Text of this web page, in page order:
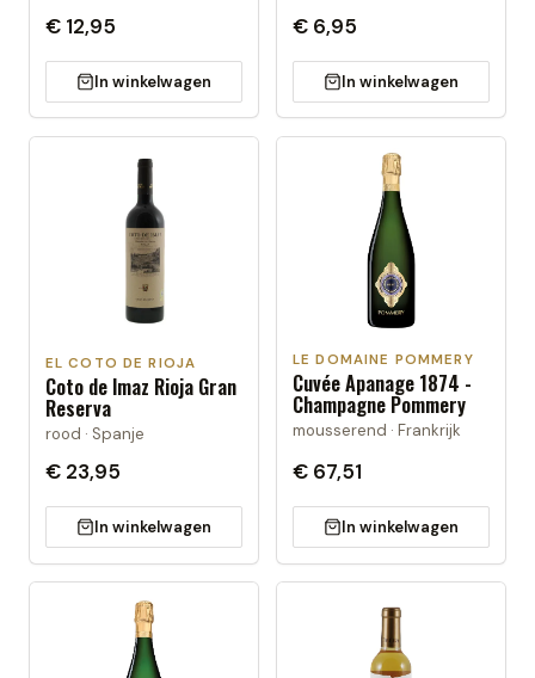
€ 12,95
In winkelwagen
€ 6,95
In winkelwagen
EL COTO DE RIOJA
Coto de Imaz Rioja Gran
Reserva
rood · Spanje
€ 23,95
In winkelwagen
LE DOMAINE POMMERY
Cuvée Apanage 1874 -
Champagne Pommery
mousserend · Frankrijk
€ 67,51
In winkelwagen